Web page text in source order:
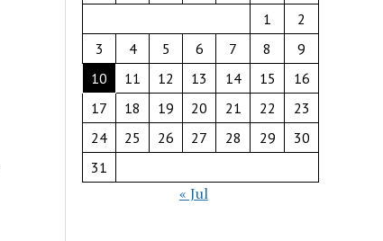
1
2
3
4 5 6 7 8
9
10
11 12 13 14 15
16
17
18 19 20 21 22
23
24
25 26 27 28 29
30
31
« Jul